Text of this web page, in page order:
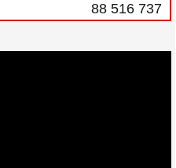
88 516 737